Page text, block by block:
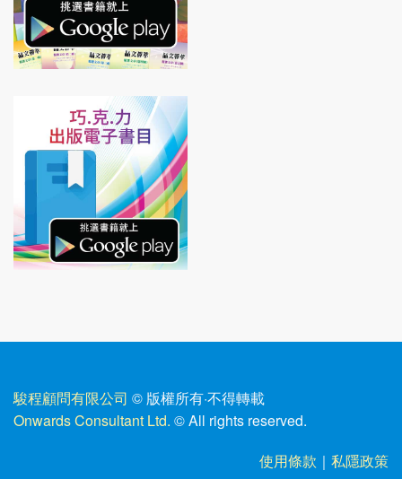
駿程顧問有限公司 © 版權所有·不得轉載
Onwards Consultant Ltd. © All rights reserved.
使用條款 ｜ 私隱政策